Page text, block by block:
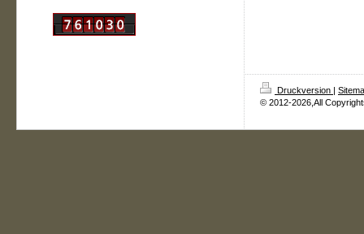
Druckversion |
© 2012-2026,All